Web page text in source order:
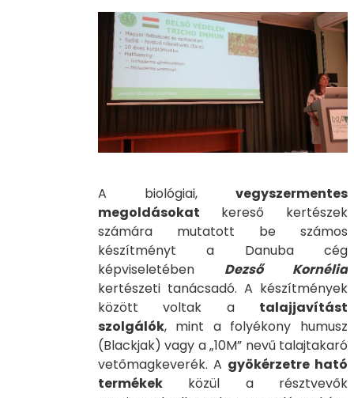
A biológiai, vegyszermentes
megoldásokat kereső kertészek
számára mutatott be számos
készítményt a Danuba cég
képviseletében Dezső Kornélia
kertészeti tanácsadó. A készítmények
között voltak a talajjavítást
szolgálók, mint a folyékony humusz
(Blackjak) vagy a „10M” nevű talajtakaró
vetőmagkeverék. A gyökérzetre ható
termékekközül a résztvevők